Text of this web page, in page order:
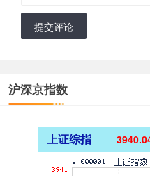
提交评论
沪深京指数
上证综指